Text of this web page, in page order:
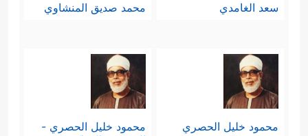
سعد الغامدي محمد صديق المنشاوي
محمود خليل الحصري
محمود خليل الحصري -